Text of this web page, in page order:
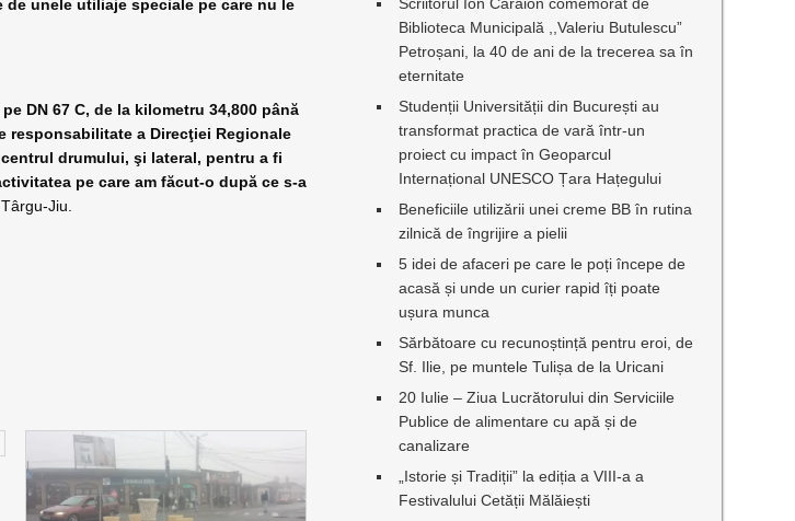
de unele utiliaje speciale pe care nu le
DN 67 C, de la kilometru 34,800 până
responsabilitate a Direcţiei Regionale
drumului, şi lateral, pentru a fi
pe care am făcut-o după ce s-a
Jiu.
Biblioteca Municipală ,,Valeriu Butulescu”
Petroșani, la 40 de ani de la trecerea sa în
eternitate
Studenții Universității din București au
transformat practica de vară într-un
proiect cu impact în Geoparcul
Internațional UNESCO Țara Hațegului
Beneficiile utilizării unei creme BB în rutina
zilnică de îngrijire a pielii
5 idei de afaceri pe care le poți începe de
acasă și unde un curier rapid îți poate
ușura munca
Sărbătoare cu recunoștință pentru eroi, de
Sf. Ilie, pe muntele Tulișa de la Uricani
20 Iulie – Ziua Lucrătorului din Serviciile
Publice de alimentare cu apă și de
canalizare
„Istorie și Tradiții” la ediția a VIII-a a
Festivalului Cetății Mălăiești